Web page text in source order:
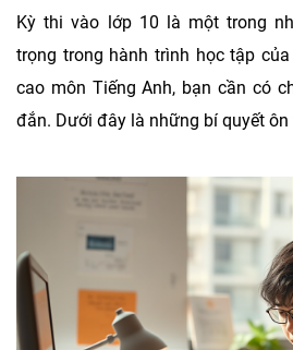
Kỳ thi vào lớp 10 là một trong
trọng trong hành trình học tập
cao môn Tiếng Anh, bạn cần có
đắn. Dưới đây là những bí quyết ôn